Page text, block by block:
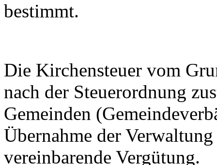
bestimmt.
Die Kirchensteuer vom
nach der Steuerordnung
Gemeinden
Übernahme der
vereinbarende Vergütung.